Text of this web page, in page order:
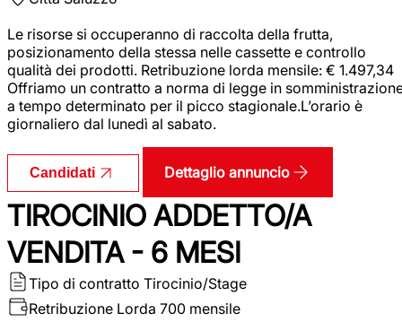
Le risorse si occuperanno di raccolta della frutta,
posizionamento della stessa nelle cassette e controllo
qualità dei prodotti. Retribuzione lorda mensile: € 1.497,34
Offriamo un contratto a norma di legge in
a tempo determinato per il picco stagionale.L’orario è
giornaliero dal lunedì al sabato.
Candidati Dettaglio annuncio
TIROCINIO ADDETTO/A
VENDITA - 6 MESI
Tipo di contratto Tirocinio/Stage
Retribuzione Lorda 700 mensile